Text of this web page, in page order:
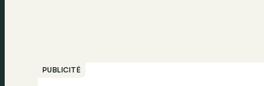
PUBLICITÉ